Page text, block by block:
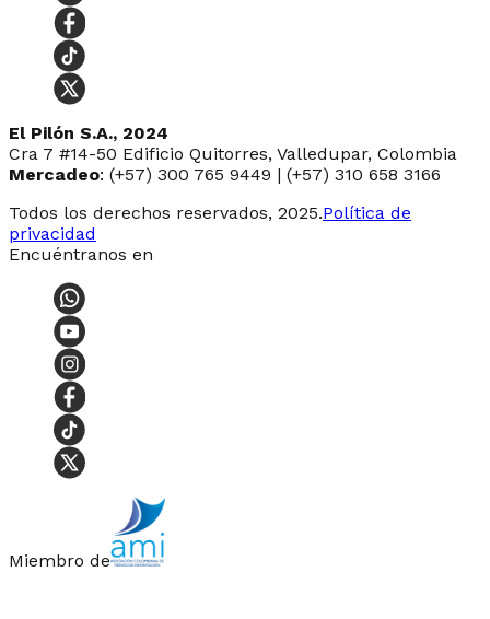
El Pilón S.A., 2024
Cra 7 #14-50 Edificio Quitorres, Valledupar, Colombia
Mercadeo: (+57) 300 765 9449 | (+57) 310 658 3166
Todos los derechos reservados, 2025.Política de
privacidad
Encuéntranos en
Miembro de